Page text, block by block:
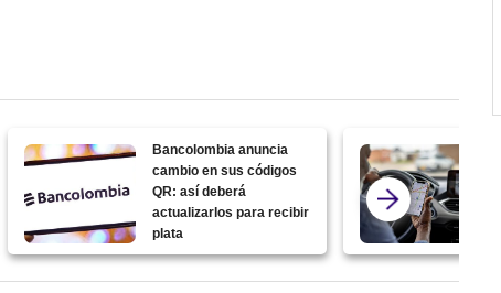
Bancolombia anuncia
cambio en sus códigos
QR: así deberá
actualizarlos para recibir
plata